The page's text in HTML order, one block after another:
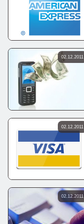
02.12.2011
02.12.2011
02.12.2011